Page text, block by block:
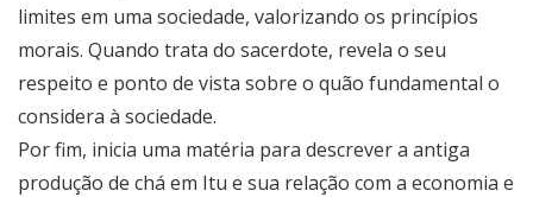
limites em uma sociedade, valorizando os princípios
morais. Quando trata do sacerdote, revela o seu
respeito e ponto de vista sobre o quão fundamental o
considera à sociedade.
Por fim, inicia uma matéria para descrever a antiga
produção de chá em Itu e sua relação com a economia e